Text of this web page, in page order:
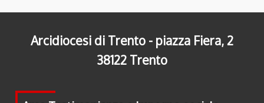
Arcidiocesi di Trento - piazza Fiera, 2
38122 Trento